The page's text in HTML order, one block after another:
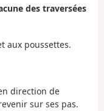
des traversées
aux poussettes.
direction de
sur ses pas.